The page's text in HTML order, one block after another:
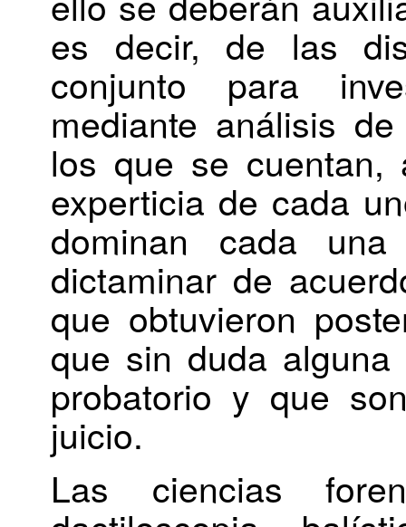
es decir, de las
conjunto para
mediante análisis
los que se cuentan,
experticia de cada
dominan cada
dictaminar de
que obtuvieron
que sin duda
probatorio y que
juicio.
Las ciencias